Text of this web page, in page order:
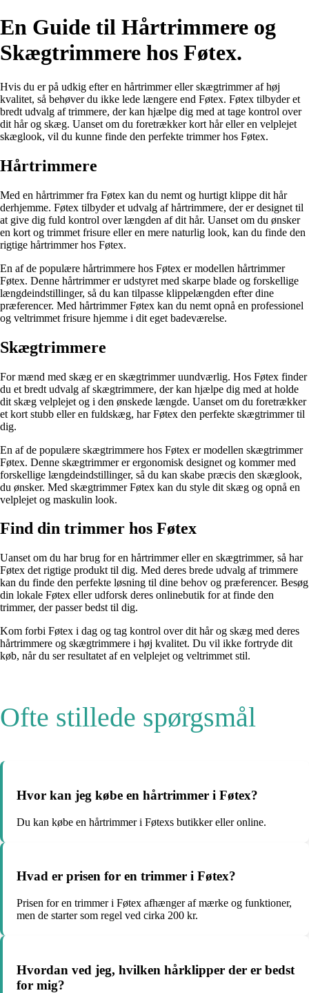
En Guide til Hårtrimmere og
Skægtrimmere hos Føtex.
Hvis du er på udkig efter en hårtrimmer eller skægtrimmer af høj
kvalitet, så behøver du ikke lede længere end Føtex. Føtex tilbyder et
bredt udvalg af trimmere, der kan hjælpe dig med at tage kontrol over
dit hår og skæg. Uanset om du foretrækker kort hår eller en velplejet
skæglook, vil du kunne finde den perfekte trimmer hos Føtex.
Hårtrimmere
Med en hårtrimmer fra Føtex kan du nemt og hurtigt klippe dit hår
derhjemme. Føtex tilbyder et udvalg af hårtrimmere, der er designet til
at give dig fuld kontrol over længden af dit hår. Uanset om du ønsker
en kort og trimmet frisure eller en mere naturlig look, kan du finde den
rigtige hårtrimmer hos Føtex.
En af de populære hårtrimmere hos Føtex er modellen hårtrimmer
Føtex. Denne hårtrimmer er udstyret med skarpe blade og forskellige
længdeindstillinger, så du kan tilpasse klippelængden efter dine
præferencer. Med hårtrimmer Føtex kan du nemt opnå en professionel
og veltrimmet frisure hjemme i dit eget badeværelse.
Skægtrimmere
For mænd med skæg er en skægtrimmer uundværlig. Hos Føtex finder
du et bredt udvalg af skægtrimmere, der kan hjælpe dig med at holde
dit skæg velplejet og i den ønskede længde. Uanset om du foretrækker
et kort stubb eller en fuldskæg, har Føtex den perfekte skægtrimmer til
dig.
En af de populære skægtrimmere hos Føtex er modellen skægtrimmer
Føtex. Denne skægtrimmer er ergonomisk designet og kommer med
forskellige længdeindstillinger, så du kan skabe præcis den skæglook,
du ønsker. Med skægtrimmer Føtex kan du style dit skæg og opnå en
velplejet og maskulin look.
Find din trimmer hos Føtex
Uanset om du har brug for en hårtrimmer eller en skægtrimmer, så har
Føtex det rigtige produkt til dig. Med deres brede udvalg af trimmere
kan du finde den perfekte løsning til dine behov og præferencer. Besøg
din lokale Føtex eller udforsk deres onlinebutik for at finde den
trimmer, der passer bedst til dig.
Kom forbi Føtex i dag og tag kontrol over dit hår og skæg med deres
hårtrimmere og skægtrimmere i høj kvalitet. Du vil ikke fortryde dit
køb, når du ser resultatet af en velplejet og veltrimmet stil.
Ofte stillede spørgsmål
Hvor kan jeg købe en hårtrimmer i Føtex?
Du kan købe en hårtrimmer i Føtexs butikker eller online.
Hvad er prisen for en trimmer i Føtex?
Prisen for en trimmer i Føtex afhænger af mærke og funktioner,
men de starter som regel ved cirka 200 kr.
Hvordan ved jeg, hvilken hårklipper der er bedst
for mig?